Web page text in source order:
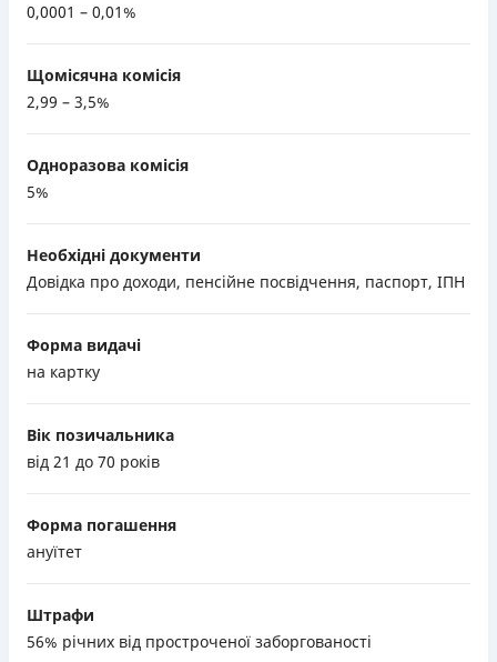
0,0001 – 0,01%
Щомісячна комісія
2,99 – 3,5%
Одноразова комісія
5%
Необхідні документи
Довідка про доходи, пенсійне посвідчення, паспорт, ІПН
Форма видачі
на картку
Вік позичальника
від 21 до 70 років
Форма погашення
ануїтет
Штрафи
56% річних від простроченої заборгованості